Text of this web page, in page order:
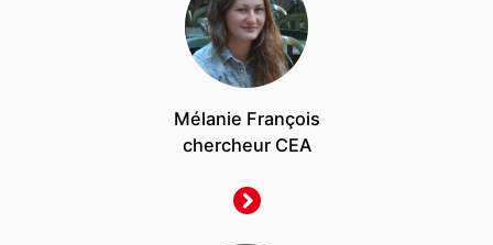
Mélanie François
chercheur CEA